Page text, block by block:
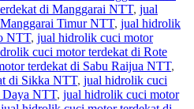
di Manggarai NTT, jual
Timur NTT, jual hidrolik
NTT, jual hidrolik cuci motor
cuci motor terdekat di Rote
terdekat di Sabu Raijua NTT,
di Sikka NTT, jual hidrolik cuci
Daya NTT, jual hidrolik cuci motor